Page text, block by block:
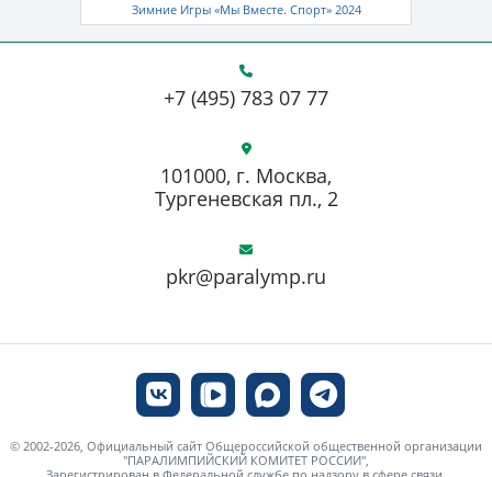
Зимние Игры «Мы Вместе. Спорт» 2024
+7 (495) 783 07 77
pkr@paralymp.ru
101000, г. Москва,
Тургеневская пл., 2
© 2002-2026, Официальный сайт Общероссийской общественной организации
"ПАРАЛИМПИЙСКИЙ КОМИТЕТ РОССИИ",